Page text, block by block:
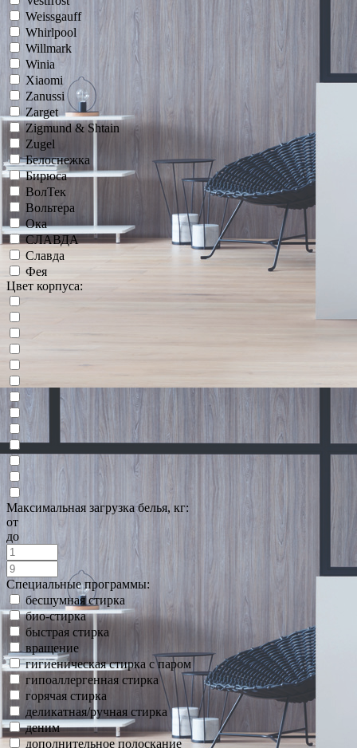
Weissgauff
Whirlpool
Willmark
Winia
Xiaomi
Zanussi
Zarget
Zigmund & Shtain
Zugel
Белоснежка
Бирюса
ВолТек
Вольтера
Ока
СЛАВДА
Славда
Фея
Цвет корпуса:
Максимальная загрузка белья, кг:
от
до
Специальные программы:
бесшумная стирка
био-стирка
быстрая стирка
вращение
гигиеническая стирка с паром
гипоаллергенная стирка
горячая стирка
деликатная/ручная стирка
деним
дополнительное полоскание